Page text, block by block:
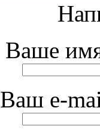
Ваше
Ваш e-